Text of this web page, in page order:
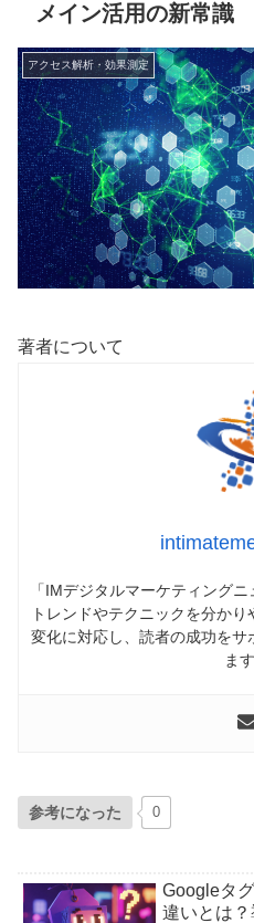
メイン活用の新常識
アクセス解析・効果測定
著者について
「IMデジタルマーケティング
トレンドやテクニックを分か
変化に対応し、読者の成功を
ます
参考になった 0
Googleタ
違いとは